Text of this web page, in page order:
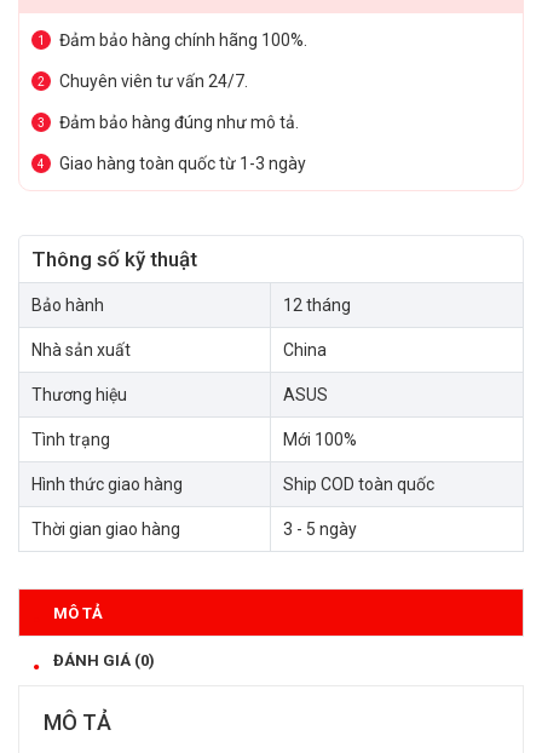
1 Đảm bảo hàng chính hãng 100%.
2 Chuyên viên tư vấn 24/7.
3 Đảm bảo hàng đúng như mô tả.
4 Giao hàng toàn quốc từ 1-3 ngày
Thông số kỹ thuật
Bảo hành 12 tháng
Nhà sản xuất China
Thương hiệu ASUS
Tình trạng Mới 100%
Hình thức giao hàng Ship COD toàn quốc
Thời gian giao hàng 3 - 5 ngày
MÔ TẢ
ĐÁNH GIÁ (0)
MÔ TẢ